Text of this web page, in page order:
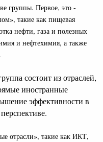
группы. Первое, это -
такие как пищевая
нефти, газа и полезных
и нефтехимия, а также
состоит из отраслей,
иностранные
эффективности в
отрасли», такие как ИКТ,